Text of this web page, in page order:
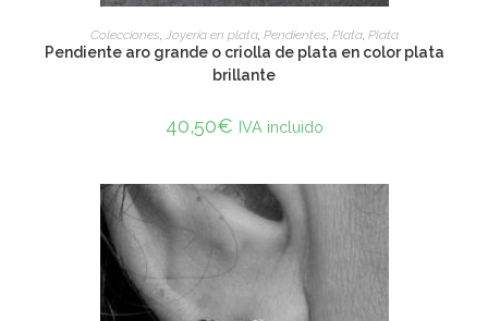
ADD TO CART
Colecciones, Joyería en plata, Pendientes, Plata, Plata
Pendiente aro grande o criolla de plata en color plata
brillante
40,50€ IVA incluido